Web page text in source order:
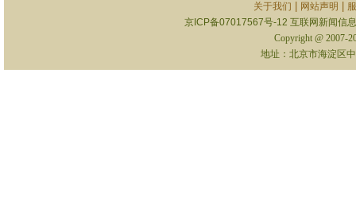
关于我们 网站声明
京ICP备07017567号-12 互联网新闻信
Copyright @ 2007-
地址：北京市海淀区